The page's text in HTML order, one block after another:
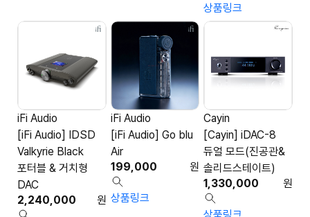
상품링크
iFi Audio
[iFi Audio] IDSD
Valkyrie Black
포터블 & 거치형
DAC
2,240,000
원
iFi Audio
[iFi Audio] Go blu
Air
199,000
원
상품링크
Cayin
[Cayin] iDAC-8
듀얼 모드(진공관&
솔리드스테이트)
1,330,000
원
상품링크